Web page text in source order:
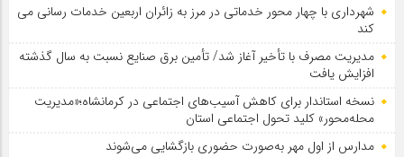
شهرداری با چهار محور خدماتی در مرز به زائران اربعین خدمات رسانی می
کند
مدیریت مصرف با تأخیر آغاز شد/ تأمین برق صنایع نسبت به سال گذشته
افزایش یافت
نسخه استاندار برای کاهش آسیب‌های اجتماعی در کرمانشاه؛«مدیریت
محله‌محور» کلید تحول اجتماعی استان
مدارس از اول مهر به‌صورت حضوری بازگشایی می‌شوند